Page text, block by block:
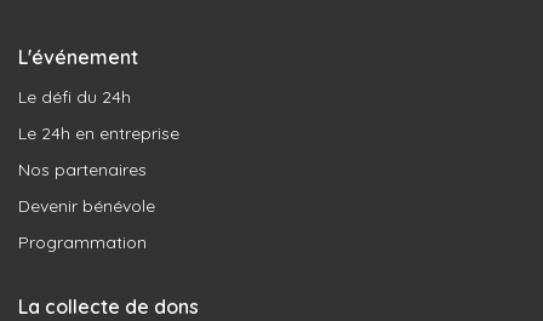
L'événement
Le défi du 24h
Le 24h en entreprise
Nos partenaires
Devenir bénévole
Programmation
La collecte de dons